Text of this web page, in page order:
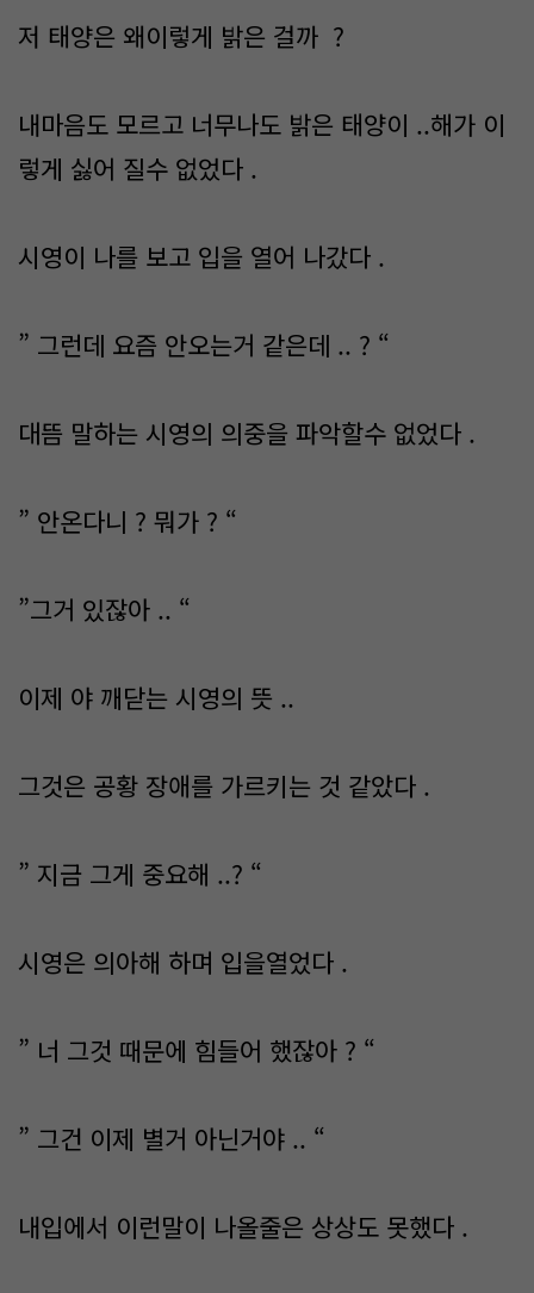
저 태양은 왜이렇게 밝은 걸까 ?
내마음도 모르고 너무나도 밝은 태양이 ..해가 이
렇게 싫어 질수 없었다 .
시영이 나를 보고 입을 열어 나갔다 .
” 그런데 요즘 안오는거 같은데 .. ? “
대뜸 말하는 시영의 의중을 파악할수 없었다 .
” 안온다니 ? 뭐가 ? “
”그거 있잖아 .. “
이제 야 깨닫는 시영의 뜻 ..
그것은 공황 장애를 가르키는 것 같았다 .
” 지금 그게 중요해 ..? “
시영은 의아해 하며 입을열었다 .
” 너 그것 때문에 힘들어 했잖아 ? “
” 그건 이제 별거 아닌거야 .. “
내입에서 이런말이 나올줄은 상상도 못했다 .